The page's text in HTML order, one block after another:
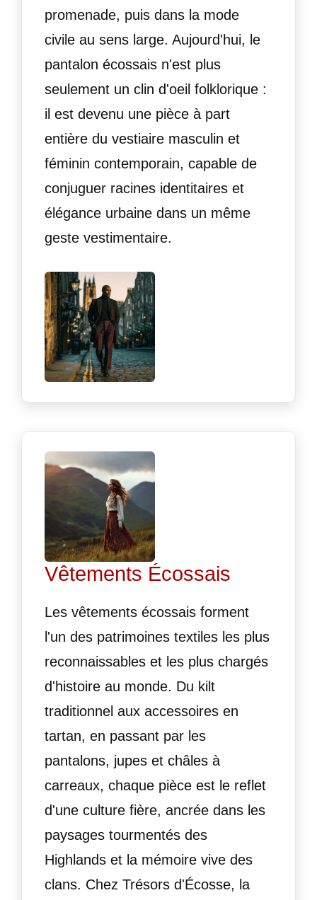
promenade, puis dans la mode
civile au sens large. Aujourd'hui, le
pantalon écossais n'est plus
seulement un clin d'oeil folklorique :
il est devenu une pièce à part
entière du vestiaire masculin et
féminin contemporain, capable de
conjuguer racines identitaires et
élégance urbaine dans un même
geste vestimentaire.
Vêtements Écossais
Les vêtements écossais forment
l'un des patrimoines textiles les plus
reconnaissables et les plus chargés
d'histoire au monde. Du kilt
traditionnel aux accessoires en
tartan, en passant par les
pantalons, jupes et châles à
carreaux, chaque pièce est le reflet
d'une culture fière, ancrée dans les
paysages tourmentés des
Highlands et la mémoire vive des
clans. Chez Trésors d'Écosse, la